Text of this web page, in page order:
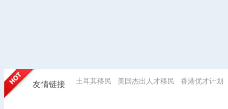
友情链接 土耳其移民 美国杰出人才移民 香港优才计划